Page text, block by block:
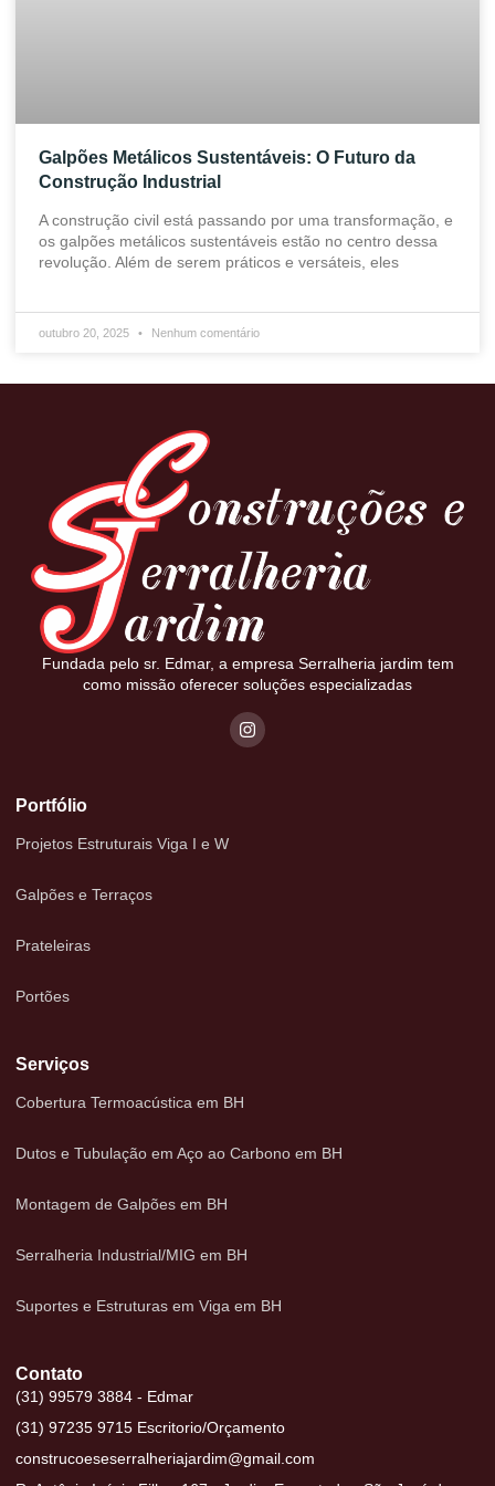
Galpões Metálicos Sustentáveis: O Futuro da
Construção Industrial
A construção civil está passando por uma transformação, e
os galpões metálicos sustentáveis estão no centro dessa
revolução. Além de serem práticos e versáteis, eles
outubro 20, 2025 Nenhum comentário
Fundada pelo sr. Edmar, a empresa Serralheria jardim tem
como missão oferecer soluções especializadas
Portfólio
Projetos Estruturais Viga I e W
Galpões e Terraços
Prateleiras
Portões
Serviços
Cobertura Termoacústica em BH
Dutos e Tubulação em Aço ao Carbono em BH
Montagem de Galpões em BH
Serralheria Industrial/MIG em BH
Suportes e Estruturas em Viga em BH
Contato
(31) 99579 3884 - Edmar
(31) 97235 9715 Escritorio/Orçamento
construcoeseserralheriajardim@gmail.com